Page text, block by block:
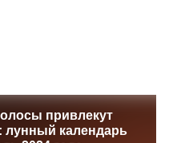
привлекут
лунный календарь